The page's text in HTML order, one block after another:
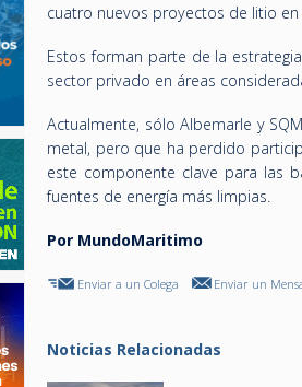
cuatro nuevos proyectos de litio
Estos forman parte de la
sector privado en áreas
Actualmente, sólo Albemarle y
metal, pero que ha perdido
este componente clave para las
fuentes de energía más limpias.
Por MundoMaritimo
Enviar a un Colega Enviar un
Noticias Relacionadas